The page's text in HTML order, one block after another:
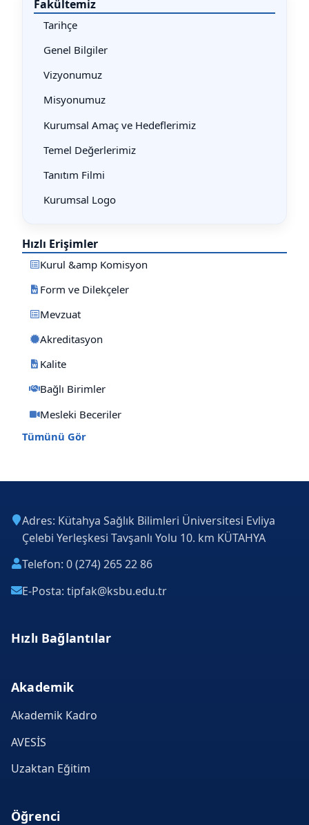
Fakültemiz
Tarihçe
Genel Bilgiler
Vizyonumuz
Misyonumuz
Kurumsal Amaç ve Hedeflerimiz
Temel Değerlerimiz
Tanıtım Filmi
Kurumsal Logo
Hızlı Erişimler
Kurul &amp Komisyon
Form ve Dilekçeler
Mevzuat
Akreditasyon
Kalite
Bağlı Birimler
Mesleki Beceriler
Tümünü Gör
Adres: Kütahya Sağlık Bilimleri Üniversitesi Evliya
Çelebi Yerleşkesi Tavşanlı Yolu 10. km KÜTAHYA
Telefon: 0 (274) 265 22 86
E-Posta: tipfak@ksbu.edu.tr
Hızlı Bağlantılar
Akademik
Akademik Kadro
AVESİS
Uzaktan Eğitim
Öğrenci